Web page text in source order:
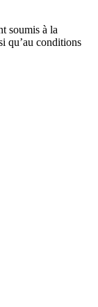
soumis à la
qu’au conditions